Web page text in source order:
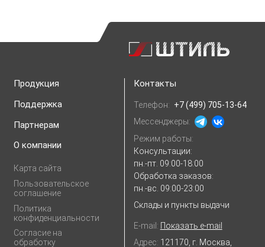
Продукция
Поддержка
Партнерам
О компании
Карта сайта
Пользовательское
соглашение
Политика
конфиденциальности
Согласие на
обработку
Контакты
Телефон: +7 (499) 705-13-64
Мессенджеры:
Режим работы:
Консультации:
пн.-пт. 09:00-18:00
Обработка заказов:
пн.-вс. 09:00-23:00
Склады и пункты выдачи
E-mail: Показать e-mail
Адрес: 121170, г. Москва,